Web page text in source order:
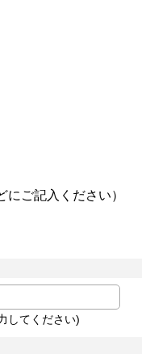
ご記入ください）
してください)